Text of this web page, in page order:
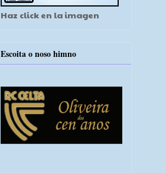
Haz click en la imagen
Escoita o noso himno